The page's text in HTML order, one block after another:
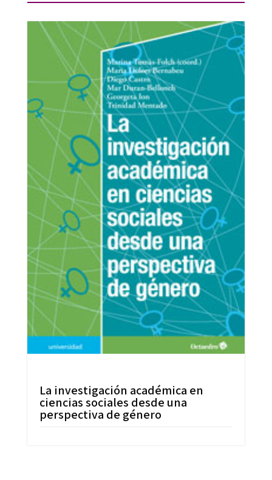
La investigación académica en
ciencias sociales desde una
perspectiva de género